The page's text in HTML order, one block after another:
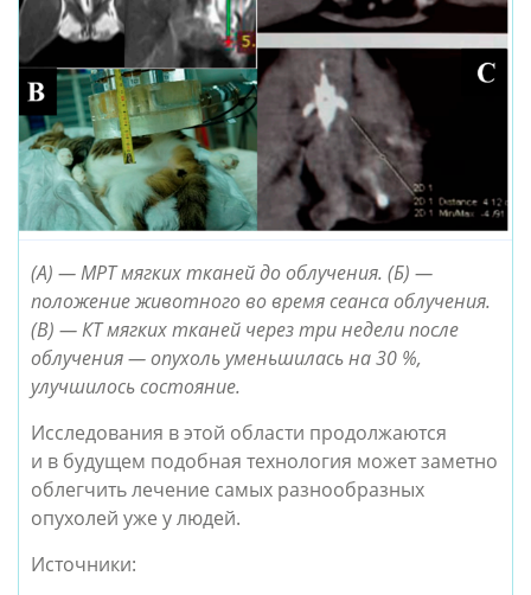
(А) — МРТ мягких тканей до облучения. (Б) —
положение животного во время сеанса облучения.
(В) — КТ мягких тканей через три недели после
облучения — опухоль уменьшилась на 30 %,
улучшилось состояние.
Исследования в этой области продолжаются
и в будущем подобная технология может заметно
облегчить лечение самых разнообразных
опухолей уже у людей.
Источники: